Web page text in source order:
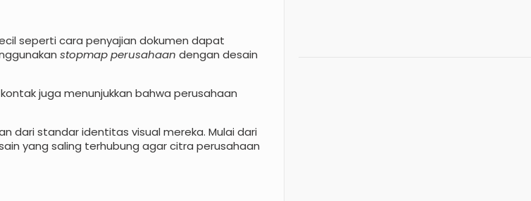
seperti cara penyajian dokumen dapat
stopmap perusahaan dengan desain
juga menunjukkan bahwa perusahaan
dari standar identitas visual mereka. Mulai dari
yang saling terhubung agar citra perusahaan